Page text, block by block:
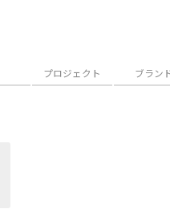
プロジェクト ブラン